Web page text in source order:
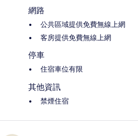
網路
公共區域提供免費無線上網
客房提供免費無線上網
停車
住宿車位有限
其他資訊
禁煙住宿